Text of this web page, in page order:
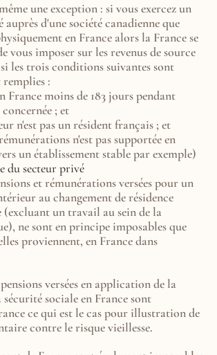
une exception : si vous exercez un
d'une société canadienne que
en France alors la France se
vous imposer sur les revenus de source
les trois conditions suivantes sont
:
France moins de 183 jours pendant
; et
n'est pas un résident français ; et
n'est pas supportée en
un établissement stable par exemple)
du secteur privé
et rémunérations versées pour un
au changement de résidence
(excluant un travail au sein de la
ne sont en principe imposables que
proviennent, en France dans
versées en application de la
sociale en France sont
ce qui est le cas pour illustration de
contre le risque vieillesse.